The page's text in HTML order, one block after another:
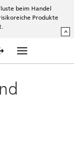
beim Handel
Produkte
^